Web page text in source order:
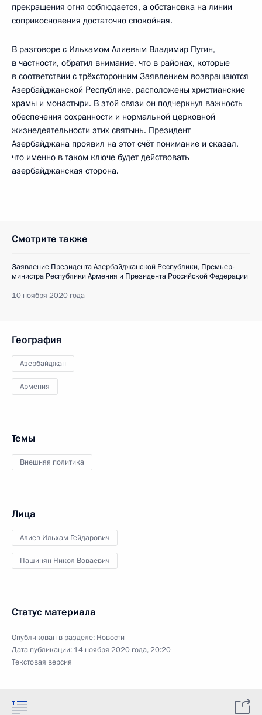
прекращения огня соблюдается, а обстановка на линии
соприкосновения достаточно спокойная.
В разговоре с Ильхамом Алиевым Владимир Путин,
в частности, обратил внимание, что в районах, которые
в соответствии с трёхсторонним Заявлением возвращаются
Азербайджанской Республике, расположены христианские
храмы и монастыри. В этой связи он подчеркнул важность
обеспечения сохранности и нормальной церковной
жизнедеятельности этих святынь. Президент
Азербайджана проявил на этот счёт понимание и сказал,
что именно в таком ключе будет действовать
азербайджанская сторона.
Смотрите также
Заявление Президента Азербайджанской Республики, Премьер-
министра Республики Армения и Президента Российской Федерации
10 ноября 2020 года
География
Азербайджан
Армения
Темы
Внешняя политика
Лица
Алиев Ильхам Гейдарович
Пашинян Никол Воваевич
Статус материала
Опубликован в разделе: Новости
Дата публикации: 14 ноября 2020 года, 20:20
Текстовая версия